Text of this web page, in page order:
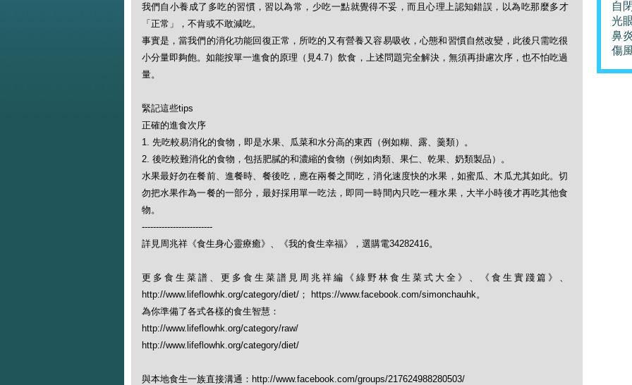
我們自小養成了多吃的習慣，習以為常，少吃一點就覺得不妥，而且心理上認知錯誤，以為吃那麼多才
「正常」，不肯或不敢減吃。
事實是，當我們的消化功能回復正常，所吃的又有營養又容易吸收，心態和習慣自然改變，此後只需吃很
小分量即夠飽。如能按單一進食的原理（見4.7）飲食，上述問題完全解決，無須再掛慮次序，也不怕吃過
量。
緊記這些tips
正確的進食次序
1. 先吃較易消化的食物，即是水果、瓜菜和水分高的東西（例如糊、露、羹類）。
2. 後吃較難消化的食物，包括肥膩的和濃縮的食物（例如肉類、果仁、乾果、奶類製品）。
水果最好勿在餐前、進餐時、餐後吃，應在兩餐之間吃，消化速度快的水果，如蜜瓜、木瓜尤其如此。切
勿把水果作為一餐的一部分，最好採用單一吃法，即同一時間內只吃一種水果，大半小時後才再吃其他食
物。
-------------------------
詳見周兆祥《食生身心靈療癒》、《我的食生幸福》，選購電34282416。
更多食生菜譜、更多食生菜譜見周兆祥編《綠野林食生菜式大全》、《食生實踐篇》、
http://www.lifeflowhk.org/category/diet/； https://www.facebook.com/simonchauhk。
為你準備了各式各樣的食生智慧：
http://www.lifeflowhk.org/category/raw/
http://www.lifeflowhk.org/category/diet/
與本地食生一族直接溝通：http://www.facebook.com/groups/217624988280503/
自
光
鼻
傷